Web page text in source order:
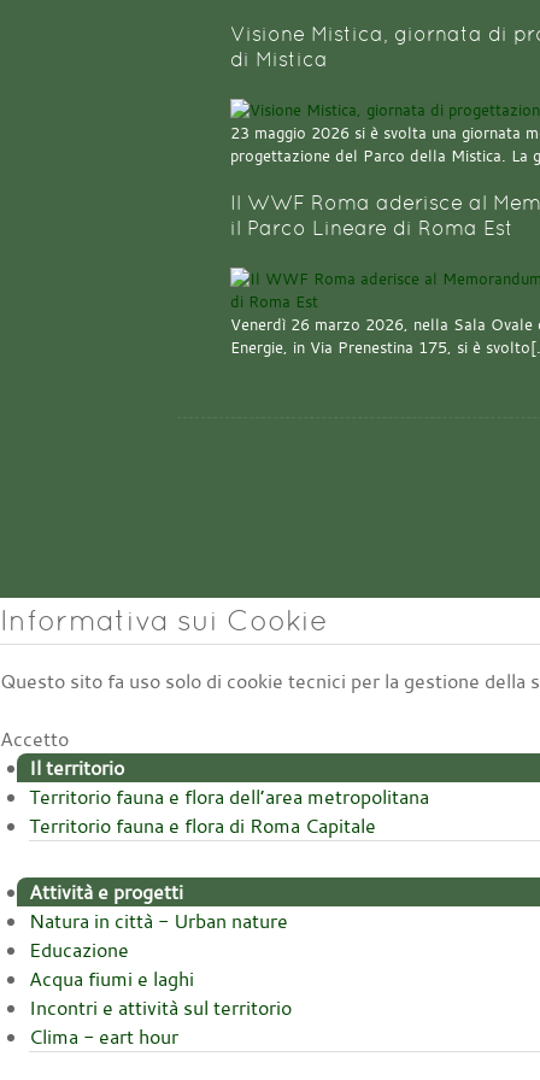
Visione Mistica, giornata di
di Mistica
23 maggio 2026 si è svolta una giornata
progettazione del Parco della Mistica. La
Il WWF Roma aderisce al
il Parco Lineare di Roma Est
Venerdì 26 marzo 2026, nella Sala
Energie, in Via Prenestina 175, si è
Informativa sui Cookie
Questo sito fa uso solo di cookie tecnici per la gestione della
Accetto
Il territorio
Territorio fauna e flora dell’area metropolitana
Territorio fauna e flora di Roma Capitale
Attività e progetti
Natura in città - Urban nature
Educazione
Acqua fiumi e laghi
Incontri e attività sul territorio
Clima - eart hour